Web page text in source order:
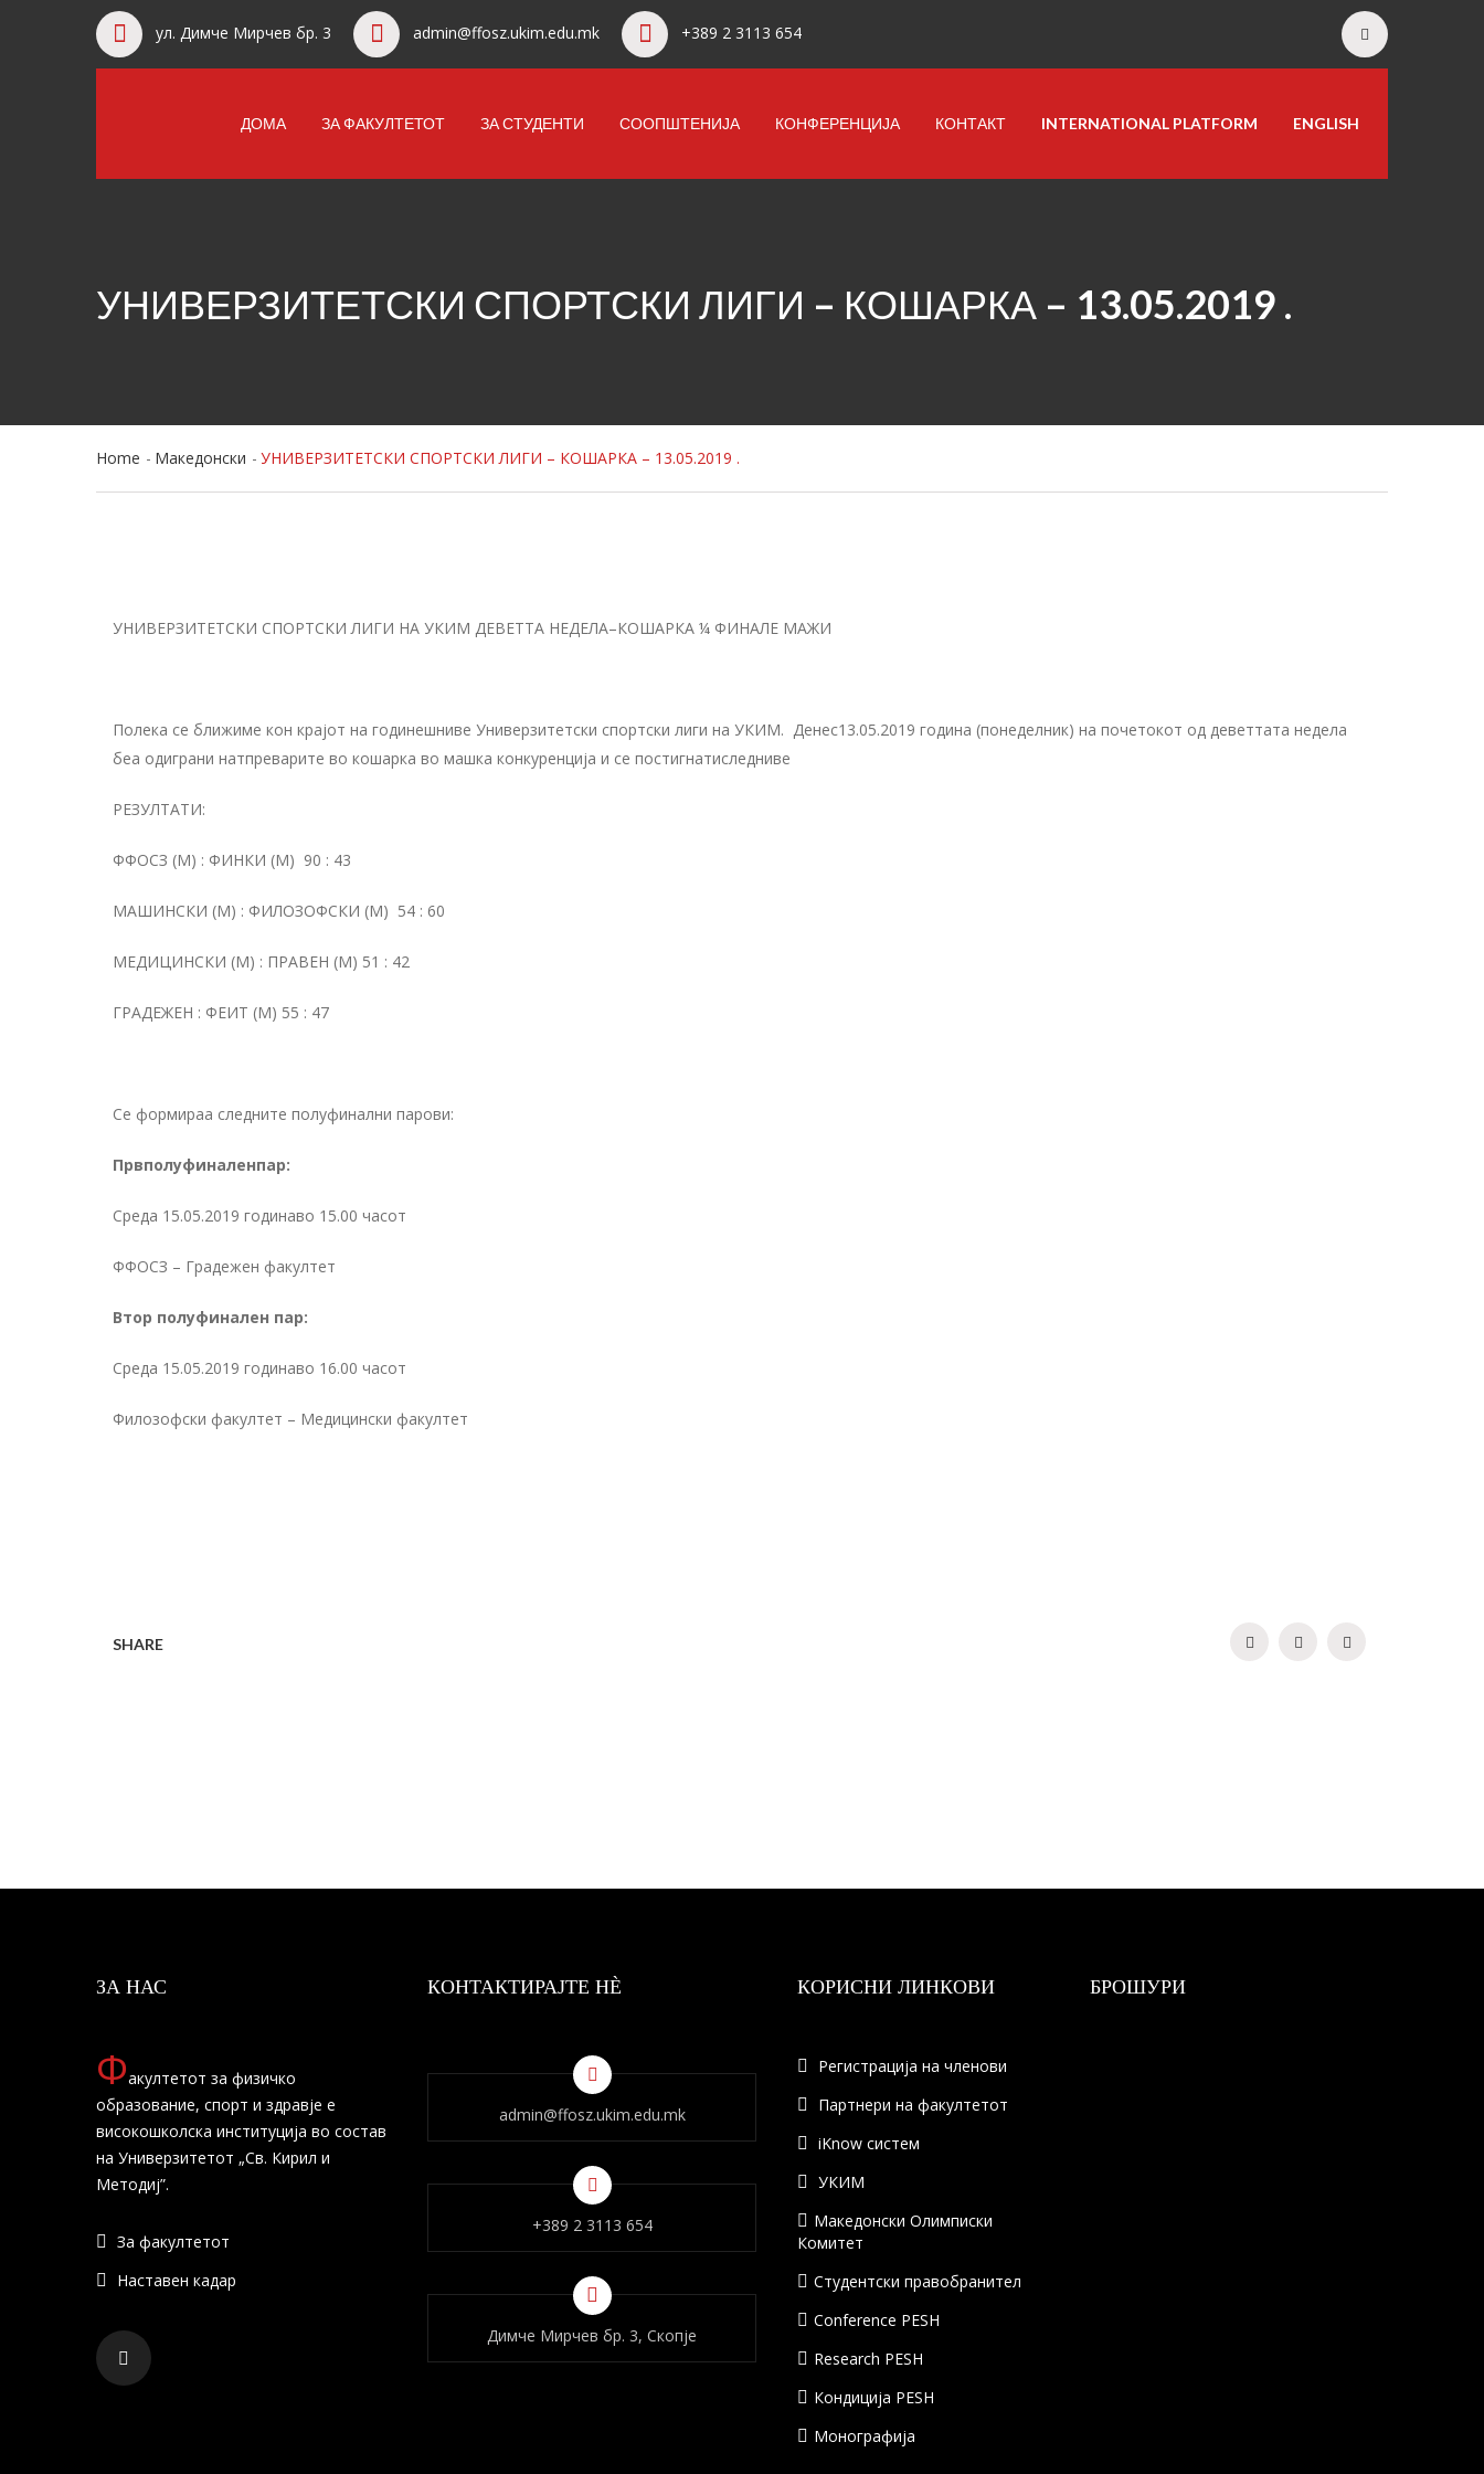
ул. Димче Мирчев бр. 3 admin@ffosz.ukim.edu.mk +389 2 3113 654
ДОМА ЗА ФАКУЛТЕТОТ ЗА СТУДЕНТИ СООПШТЕНИЈА КОНФЕРЕНЦИЈА КОНТАКТ INTERNATIONAL PLATFORM ENGLISH
УНИВЕРЗИТЕТСКИ СПОРТСКИ ЛИГИ – КОШАРКА – 13.05.2019 .
Home Македонски УНИВЕРЗИТЕТСКИ СПОРТСКИ ЛИГИ – КОШАРКА – 13.05.2019 .
УНИВЕРЗИТЕТСКИ СПОРТСКИ ЛИГИ НА УКИМ ДЕВЕТТА НЕДЕЛА–КОШАРКА ¼ ФИНАЛЕ МАЖИ
Полека се ближиме кон крајот на годинешниве Универзитетски спортски лиги на УКИМ. Денес13.05.2019 година (понеделник) на почетокот од деветтата недела
беа одиграни натпреварите во кошарка во машка конкуренција и се постигнатиследниве
РЕЗУЛТАТИ:
ФФОСЗ (М) : ФИНКИ (М) 90 : 43
МАШИНСКИ (М) : ФИЛОЗОФСКИ (М) 54 : 60
МЕДИЦИНСКИ (М) : ПРАВЕН (М) 51 : 42
ГРАДЕЖЕН : ФЕИТ (М) 55 : 47
Се формираа следните полуфинални парови:
Првполуфиналенпар:
Среда 15.05.2019 годинаво 15.00 часот
ФФОСЗ – Градежен факултет
Втор полуфинален пар:
Среда 15.05.2019 годинаво 16.00 часот
Филозофски факултет – Медицински факултет
SHARE
ЗА НАС
Факултетот за физичко
образование, спорт и здравје е
високошколска институција во состав
на Универзитетот „Св. Кирил и
Методиј”.
За факултетот
Наставен кадар
КОНТАКТИРАЈТЕ НÈ
admin@ffosz.ukim.edu.mk
+389 2 3113 654
Димче Мирчев бр. 3, Скопје
КОРИСНИ ЛИНКОВИ
Регистрација на членови
Партнери на факултетот
iKnow систем
УКИМ
Македонски Олимписки
Комитет
Студентски правобранител
Conference PESH
Research PESH
Кондиција PESH
Монографија
БРОШУРИ